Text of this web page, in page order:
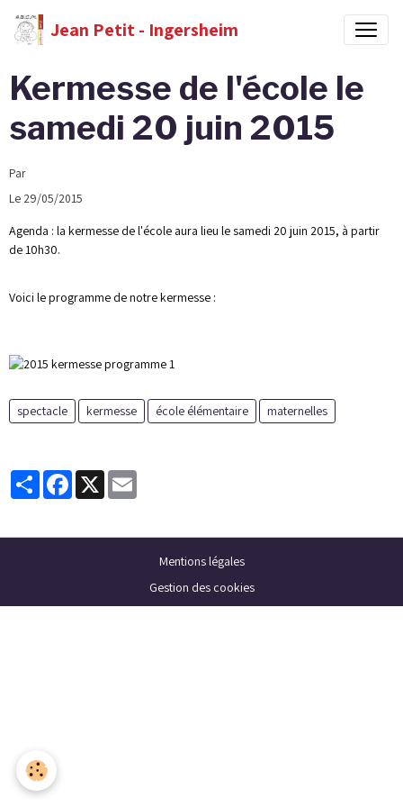
Jean Petit - Ingersheim
Kermesse de l'école le
samedi 20 juin 2015
Par
Le 29/05/2015
Agenda : la kermesse de l'école aura lieu le samedi 20 juin 2015, à partir
de 10h30.
Voici le programme de notre kermesse :
spectacle kermesse école élémentaire maternelles
PartagerFacebook
X
Mentions légales
Gestion des cookies